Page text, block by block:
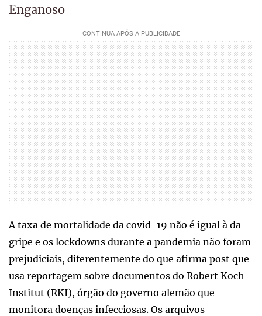
Enganoso
A taxa de mortalidade da covid-19 não é igual à da
gripe e os lockdowns durante a pandemia não foram
prejudiciais, diferentemente do que afirma post que
usa reportagem sobre documentos do Robert Koch
Institut (RKI), órgão do governo alemão que
monitora doenças infecciosas. Os arquivos